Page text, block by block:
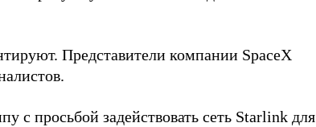
Представители компании SpaceX
с просьбой задействовать сеть Starlink для